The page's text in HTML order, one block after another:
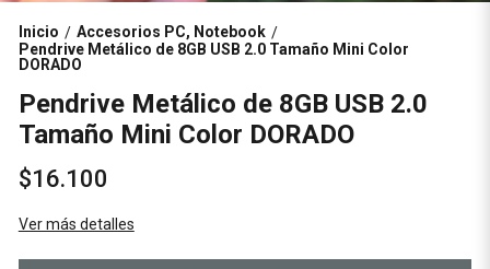
Inicio / Accesorios PC, Notebook /
Pendrive Metálico de 8GB USB 2.0 Tamaño Mini Color
DORADO
Pendrive Metálico de 8GB USB 2.0
Tamaño Mini Color DORADO
$16.100
Ver más detalles